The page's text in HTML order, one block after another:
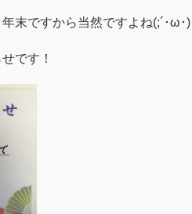
末ですから当然ですよね(;´･ω･)
です！